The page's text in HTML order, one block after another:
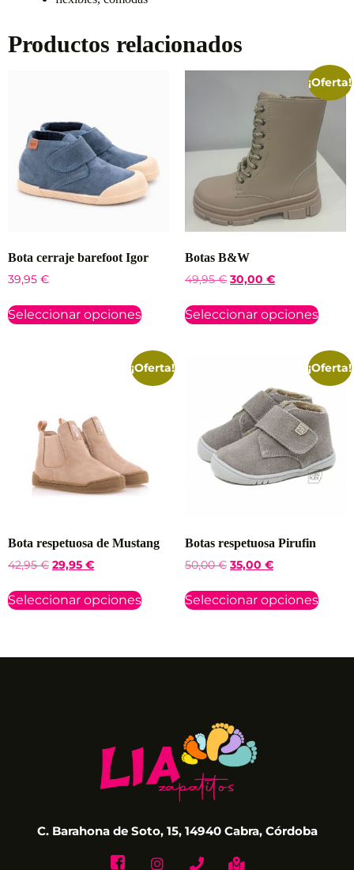
Productos relacionados
Bota cerraje barefoot Igor
39,95 €
Seleccionar opciones
¡Oferta!
Botas B&W
49,95€ 30,00 €
Seleccionar opciones
¡Oferta!
Bota respetuosa de Mustang
42,95€ 29,95 €
Seleccionar opciones
¡Oferta!
Botas respetuosa Pirufin
50,00€ 35,00 €
Seleccionar opciones
C. Barahona de Soto, 15, 14940 Cabra, Córdoba